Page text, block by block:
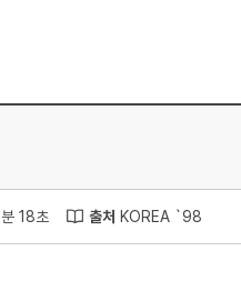
18초 출처 KOREA `98